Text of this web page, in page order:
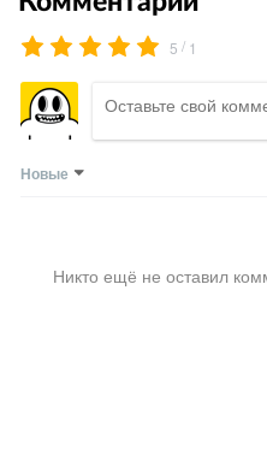
5 / 1
Новые
Никто ещё не оставил